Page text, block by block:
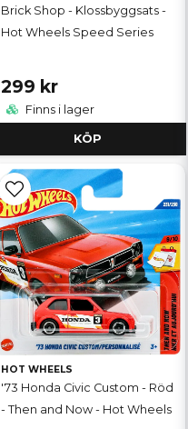
Brick Shop - Klossbyggsats -
Hot Wheels Speed Series
299 kr
Finns i lager
KÖP
HOT WHEELS
'73 Honda Civic Custom - Röd
- Then and Now - Hot Wheels